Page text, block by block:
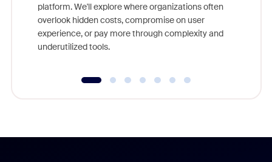
platform. We'll explore where organizations often
overlook hidden costs, compromise on user
experience, or pay more through complexity and
underutilized tools.